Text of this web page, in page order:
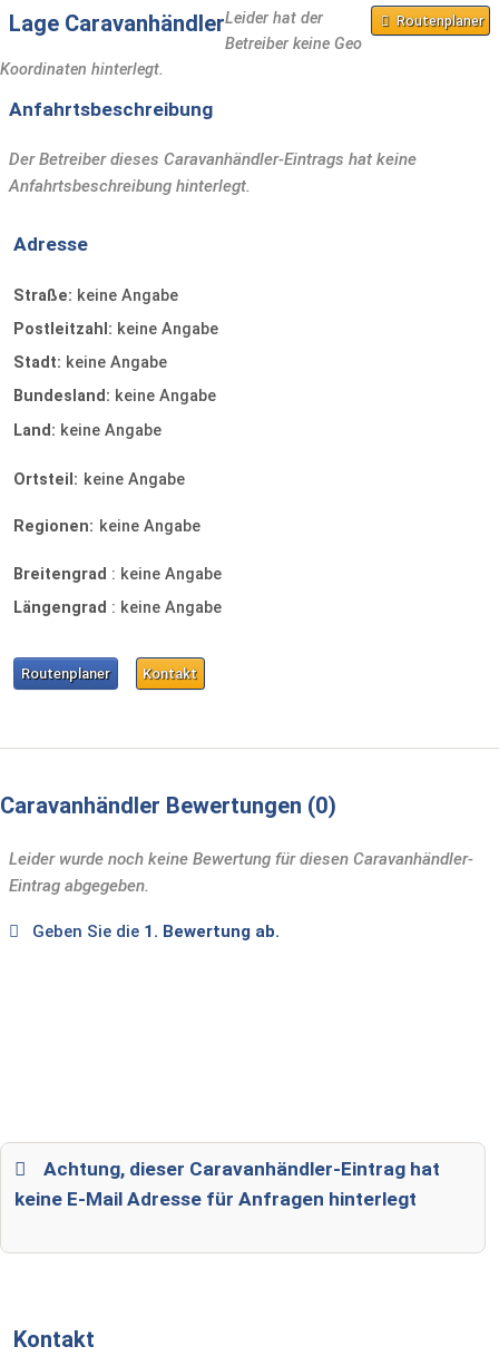
Lage Caravanhändler Routenplaner
Leider hat der
Betreiber keine Geo
Koordinaten hinterlegt.
Anfahrtsbeschreibung
Der Betreiber dieses Caravanhändler-Eintrags hat keine
Anfahrtsbeschreibung hinterlegt.
Adresse
Straße: keine Angabe
Postleitzahl: keine Angabe
Stadt: keine Angabe
Bundesland: keine Angabe
Land: keine Angabe
Ortsteil: keine Angabe
Regionen: keine Angabe
Breitengrad : keine Angabe
Längengrad : keine Angabe
Routenplaner Kontakt
Caravanhändler Bewertungen 0
Leider wurde noch keine Bewertung für diesen Caravanhändler-
Eintrag abgegeben.
Geben Sie die 1. Bewertung ab.
Achtung, dieser Caravanhändler-Eintrag hat
keine E-Mail Adresse für Anfragen hinterlegt
Kontakt